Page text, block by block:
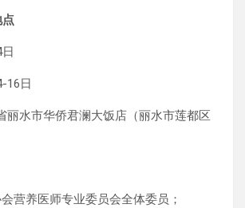
16日
丽水市华侨君澜大饭店（丽水市莲都区
营养医师专业委员会全体委员；